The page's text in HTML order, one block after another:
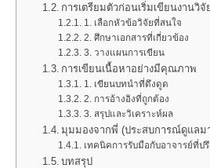
การเตรียมตัวก่อนเริ่มเขียนงานวิจั
1. เลือกหัวข้อวิจัยที่สนใจ
2. ศึกษาเอกสารที่เกี่ยวข้อง
3. วางแผนการเขียน
การเขียนเนื้อหาอย่างมีคุณภาพ
1. เขียนบทนำที่ดึงดูด
2. การอ้างอิงที่ถูกต้อง
3. สรุปและวิเคราะห์ผล
มุมมองจากพี่ (ประสบการณ์ดูแลม
เทคนิคการรับมือกับอาจารย์ที่ป
บทสรุป